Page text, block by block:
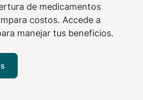
de medicamentos
costos. Accede a
manejar tus beneficios.